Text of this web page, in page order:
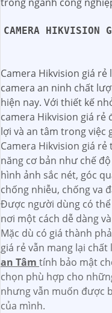
CAMERA HIKVISION
Camera Hikvision giá
camera an ninh chất
hiện nay. Với thiết kế
camera Hikvision giá
lợi và an tâm trong việc
Camera Hikvision giá
năng cơ bản như chế
hình ảnh sắc nét, góc
chống nhiễu, chống va
Được người dùng có
nơi một cách dễ dàng
Mặc dù có giá thành
giá rẻ vẫn mang lại
an Tâm tính bảo mật
chọn phù hợp cho
nhưng vẫn muốn được
của mình.